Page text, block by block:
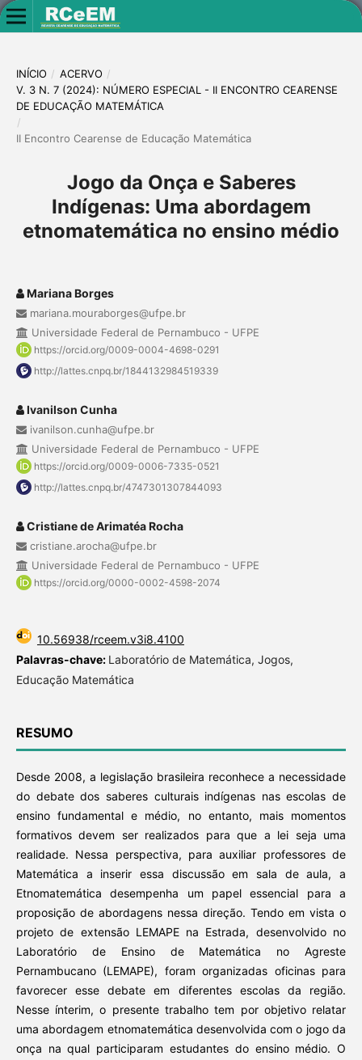
INÍCIO / ACERVO /
V. 3 N. 7 (2024): NÚMERO ESPECIAL - II ENCONTRO CEARENSE
DE EDUCAÇÃO MATEMÁTICA
/
II Encontro Cearense de Educação Matemática
Jogo da Onça e Saberes
Indígenas: Uma abordagem
etnomatemática no ensino médio
Mariana Borges
mariana.mouraborges@ufpe.br
Universidade Federal de Pernambuco - UFPE
https://orcid.org/0009-0004-4698-0291
http://lattes.cnpq.br/1844132984519339
Ivanilson Cunha
ivanilson.cunha@ufpe.br
Universidade Federal de Pernambuco - UFPE
https://orcid.org/0009-0006-7335-0521
http://lattes.cnpq.br/4747301307844093
Cristiane de Arimatéa Rocha
cristiane.arocha@ufpe.br
Universidade Federal de Pernambuco - UFPE
https://orcid.org/0000-0002-4598-2074
10.56938/rceem.v3i8.4100
Palavras-chave: Laboratório de Matemática, Jogos,
Educação Matemática
RESUMO
Desde 2008, a legislação brasileira reconhece a necessidade
do debate dos saberes culturais indígenas nas escolas de
ensino fundamental e médio, no entanto, mais momentos
formativos devem ser realizados para que a lei seja uma
realidade. Nessa perspectiva, para auxiliar professores de
Matemática a inserir essa discussão em sala de aula, a
Etnomatemática desempenha um papel essencial para a
proposição de abordagens nessa direção. Tendo em vista o
projeto de extensão LEMAPE na Estrada, desenvolvido no
Laboratório de Ensino de Matemática no Agreste
Pernambucano (LEMAPE), foram organizadas oficinas para
favorecer esse debate em diferentes escolas da região.
Nesse ínterim, o presente trabalho tem por objetivo relatar
uma abordagem etnomatemática desenvolvida com o jogo da
onça na qual participaram estudantes do ensino médio. O